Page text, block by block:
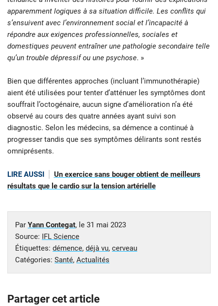
apparemment logiques à sa situation difficile. Les conflits qui
s’ensuivent avec l’environnement social et l’incapacité à
répondre aux exigences professionnelles, sociales et
domestiques peuvent entraîner une pathologie secondaire telle
qu’un trouble dépressif ou une psychose. »
Bien que différentes approches (incluant l’immunothérapie)
aient été utilisées pour tenter d’atténuer les symptômes dont
souffrait l’octogénaire, aucun signe d’amélioration n’a été
observé au cours des quatre années ayant suivi son
diagnostic. Selon les médecins, sa démence a continué à
progresser tandis que ses symptômes délirants sont restés
omniprésents.
LIRE AUSSI
Un exercice sans bouger obtient de meilleurs
résultats que le cardio sur la tension artérielle
Par Yann Contegat, le 31 mai 2023
Source: IFL Science
Étiquettes: démence, déjà vu, cerveau
Catégories: Santé, Actualités
Partager cet article